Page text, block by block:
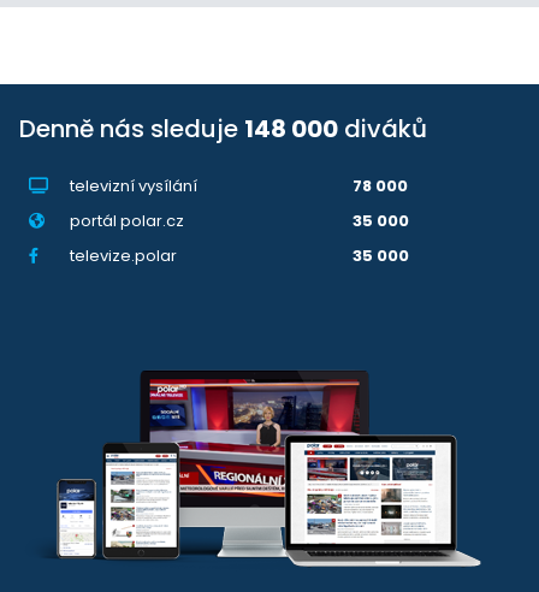
Denně nás sleduje 148 000 diváků
televizní vysílání
78 000
portál polar.cz
35 000
televize.polar
35 000